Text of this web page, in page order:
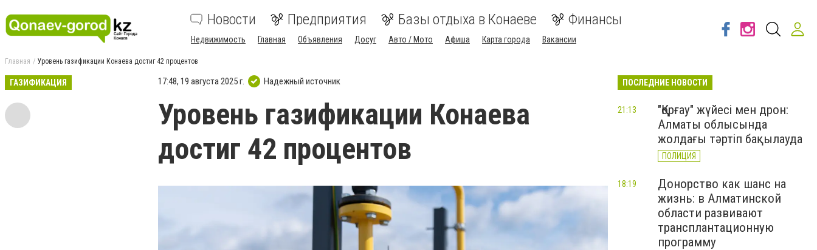
Новости Предприятия Базы отдыха в Конаеве Финансы
Недвижимость Главная Объявления Досуг Авто / Мото Афиша Карта города Вакансии
Главная Уровень газификации Конаева достиг 42 процентов
ГАЗИФИКАЦИЯ 17:48, 19 августа 2025 г. Надежный источник
Уровень газификации Конаева
достиг 42 процентов
ПОСЛЕДНИЕ НОВОСТИ
"Қорғау" жүйесі мен дрон:
Алматы облысында
жолдағы тәртіп бақылауда
ПОЛИЦИЯ
21:13
Донорство как шанс на
жизнь: в Алматинской
области развивают
трансплантационную
программу
18:19